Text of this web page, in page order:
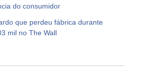
do consumidor
que perdeu fábrica durante
mil no The Wall